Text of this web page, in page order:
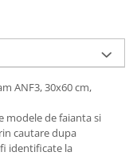
ANF3, 30x60 cm,
modele de faianta si
cautare dupa
identificate la